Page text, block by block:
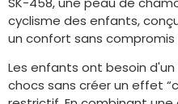
cyclisme des enfants,
un confort sans compromis
Les enfants ont besoin
chocs sans créer un effet